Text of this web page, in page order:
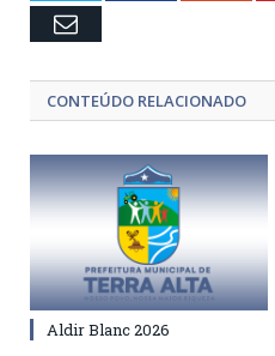
Email
CONTEÚDO RELACIONADO
Aldir Blanc 2026